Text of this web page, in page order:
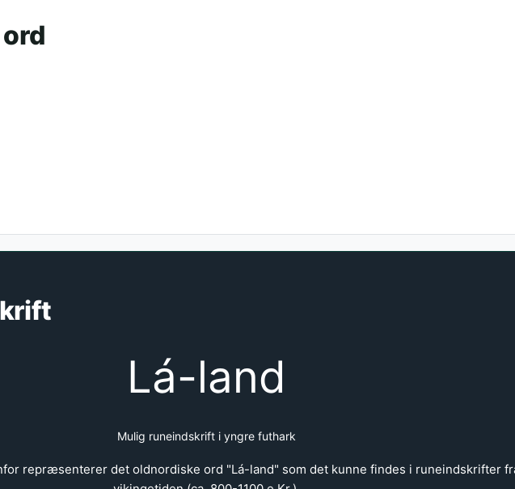
Lá-land
Mulig runeindskrift i yngre futhark
repræsenterer det oldnordiske ord "Lá-land" som det kunne findes i runeindskrifter